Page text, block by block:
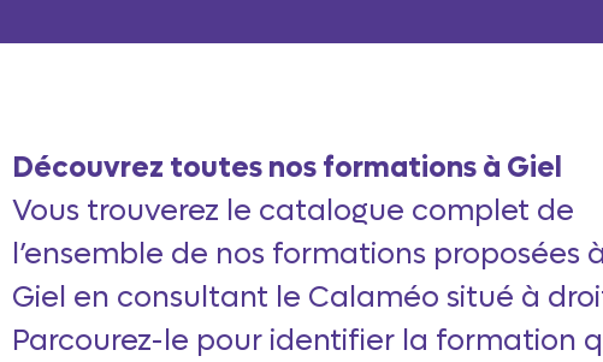
Découvrez toutes nos formations à Giel
Vous trouverez le catalogue complet de
l’ensemble de nos formations proposées à
Giel en consultant le Calaméo situé à
Parcourez-le pour identifier la formation